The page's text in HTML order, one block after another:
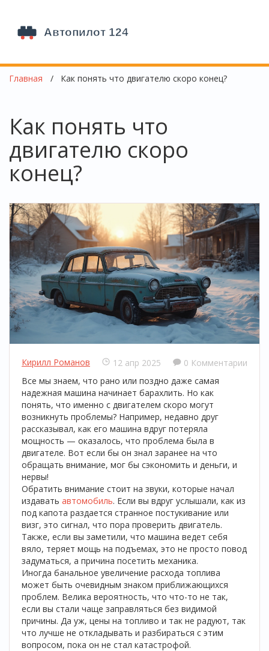
Главная Как понять что двигателю скоро конец?
Как понять что
двигателю скоро
конец?
Кирилл Романов 12 апр 2025
0 Комментарии
Все мы знаем, что рано или поздно даже самая
надежная машина начинает барахлить. Но как
понять, что именно с двигателем скоро могут
возникнуть проблемы? Например, недавно друг
рассказывал, как его машина вдруг потеряла
мощность — оказалось, что проблема была в
двигателе. Вот если бы он знал заранее на что
обращать внимание, мог бы сэкономить и деньги, и
нервы!
Обратить внимание стоит на звуки, которые начал
издавать автомобиль. Если вы вдруг услышали, как из
под капота раздается странное постукивание или
визг, это сигнал, что пора проверить двигатель.
Также, если вы заметили, что машина ведет себя
вяло, теряет мощь на подъемах, это не просто повод
задуматься, а причина посетить механика.
Иногда банальное увеличение расхода топлива
может быть очевидным знаком приближающихся
проблем. Велика вероятность, что что-то не так,
если вы стали чаще заправляться без видимой
причины. Да уж, цены на топливо и так не радуют, так
что лучше не откладывать и разбираться с этим
вопросом, пока он не стал катастрофой.